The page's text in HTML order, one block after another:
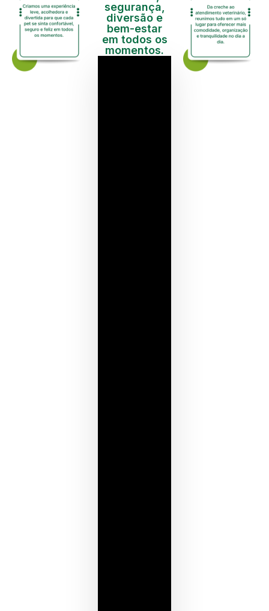
segurança,
diversão e
bem-estar
em todos os
momentos.